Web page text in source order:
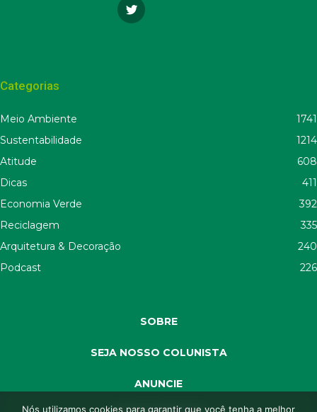
Categorias
Meio Ambiente
1741
Sustentabilidade
1214
Atitude
608
Dicas
411
Economia Verde
392
Reciclagem
335
Arquitetura & Decoração
240
Podcast
226
SOBRE
SEJA NOSSO COLUNISTA
ANUNCIE
Nós utilizamos cookies para garantir que você tenha a melhor